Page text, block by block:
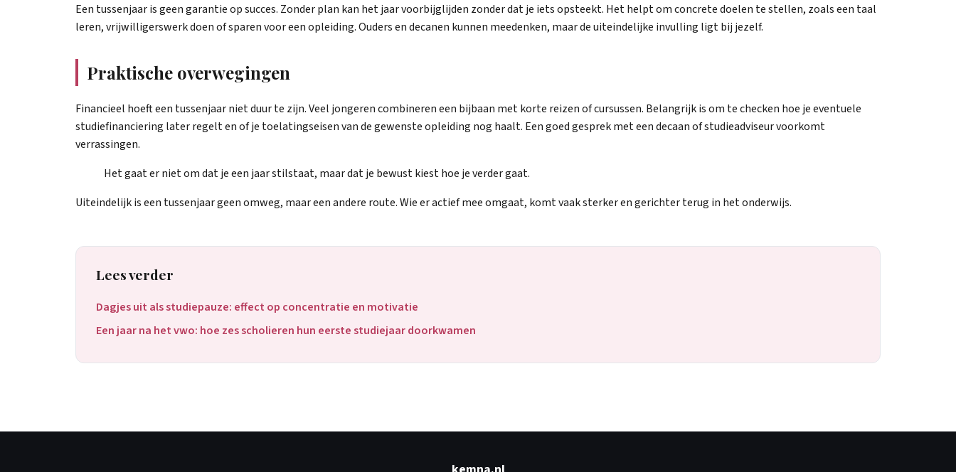
Een tussenjaar is geen garantie op succes. Zonder plan kan het jaar voorbijglijden zonder dat je iets opsteekt. Het helpt om concrete doelen te stellen, zoals een taal
leren, vrijwilligerswerk doen of sparen voor een opleiding. Ouders en decanen kunnen meedenken, maar de uiteindelijke invulling ligt bij jezelf.
Praktische overwegingen
Financieel hoeft een tussenjaar niet duur te zijn. Veel jongeren combineren een bijbaan met korte reizen of cursussen. Belangrijk is om te checken hoe je eventuele
studiefinanciering later regelt en of je toelatingseisen van de gewenste opleiding nog haalt. Een goed gesprek met een decaan of studieadviseur voorkomt
verrassingen.
Het gaat er niet om dat je een jaar stilstaat, maar dat je bewust kiest hoe je verder gaat.
Uiteindelijk is een tussenjaar geen omweg, maar een andere route. Wie er actief mee omgaat, komt vaak sterker en gerichter terug in het onderwijs.
Lees verder
Dagjes uit als studiepauze: effect op concentratie en motivatie
Een jaar na het vwo: hoe zes scholieren hun eerste studiejaar doorkwamen